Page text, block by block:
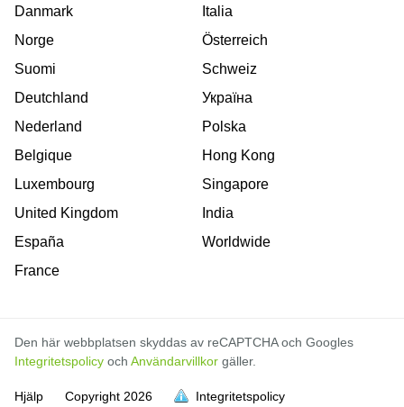
Danmark
Norge
Suomi
Deutchland
Nederland
Belgique
Luxembourg
United Kingdom
España
France
Italia
Österreich
Schweiz
Україна
Polska
Hong Kong
Singapore
India
Worldwide
Den här webbplatsen skyddas av reCAPTCHA och Googles
Integritetspolicy och Användarvillkor gäller.
Hjälp Copyright 2026 Integritetspolicy